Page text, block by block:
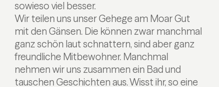
sowieso viel besser.
Wir teilen uns unser Gehege am Moar Gut
mit den Gänsen. Die können zwar manchmal
ganz schön laut schnattern, sind aber ganz
freundliche Mitbewohner. Manchmal
nehmen wir uns zusammen ein Bad und
tauschen Geschichten aus. Wisst ihr, so eine